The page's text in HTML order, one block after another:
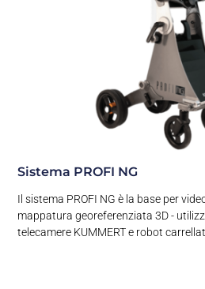
Sistema PROFI NG
Il sistema PROFI NG è la base per
mappatura georeferenziata 3D -
telecamere KUMMERT e robot